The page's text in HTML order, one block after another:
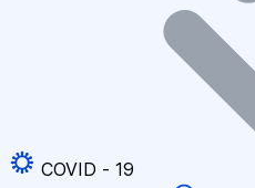
COVID - 19